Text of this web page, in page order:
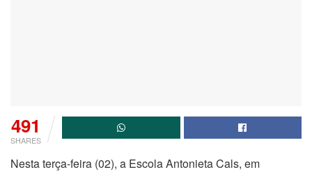
491
SHARES
Nesta terça-feira (02), a Escola Antonieta Cals, em